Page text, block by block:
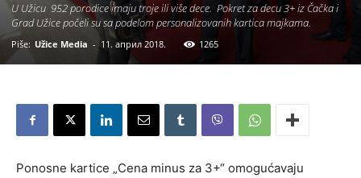
U Užicu 952 porodice imaju troje ili više dece. Pokret za decu 3+ iz Čačka i
Grad Užice počeli su sa podelom personalizovanih kartica majkama.
Piše: Užice Media - 11. април 2018. 1265
Ponosne kartice „Cena minus za 3+“ omogućavaju